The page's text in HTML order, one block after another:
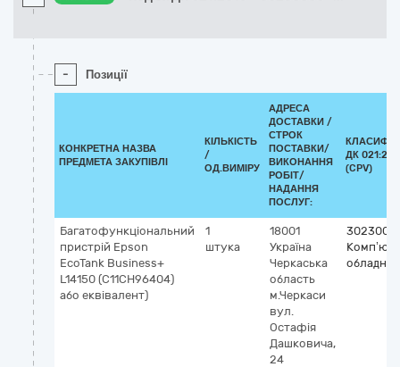
- Позиції
КОНКРЕТНА НАЗВА
ПРЕДМЕТА ЗАКУПІВЛІ
КІЛЬКІСТЬ
/
ОД.ВИМІРУ
АДРЕСА
ДОСТАВКИ /
СТРОК
ПОСТАВКИ/
ВИКОНАННЯ
РОБІТ/
НАДАННЯ
ПОСЛУГ:
ДК
(CPV)
Багатофункціональний
пристрій Epson
EcoTank Business+
L14150 (C11CH96404)
або еквівалент)
1
штука
18001
Україна
Черкаська
область
м.Черкаси
вул.
Остафія
Дашковича,
24